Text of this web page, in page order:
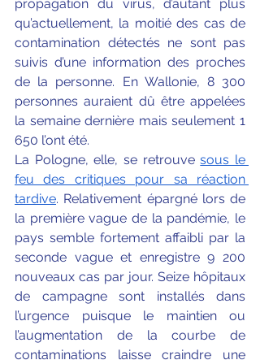
propagation du virus, d’autant plus
qu’actuellement, la moitié des cas de
contamination détectés ne sont pas
suivis d’une information des proches
de la personne. En Wallonie, 8 300
personnes auraient dû être appelées
la semaine dernière mais seulement 1
650 l’ont été.
La Pologne, elle, se retrouve sous le
feu des critiques pour sa réaction
tardive. Relativement épargné lors de
la première vague de la pandémie, le
pays semble fortement affaibli par la
seconde vague et enregistre 9 200
nouveaux cas par jour. Seize hôpitaux
de campagne sont installés dans
l’urgence puisque le maintien ou
l’augmentation de la courbe de
contaminations laisse craindre une